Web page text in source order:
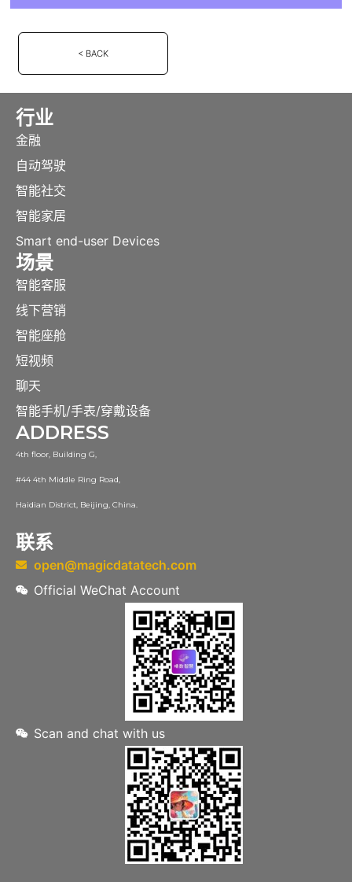
< BACK
行业
金融
自动驾驶
智能社交
智能家居
Smart end-user Devices
场景
智能客服
线下营销
智能座舱
短视频
聊天
智能手机/手表/穿戴设备
ADDRESS
4th floor, Building G,
#44 4th Middle Ring Road,
Haidian District, Beijing, China.
联系
open@magicdatatech.com
Official WeChat Account
Scan and chat with us